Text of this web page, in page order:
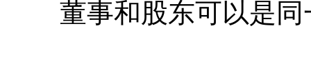
董事和股东可以是同